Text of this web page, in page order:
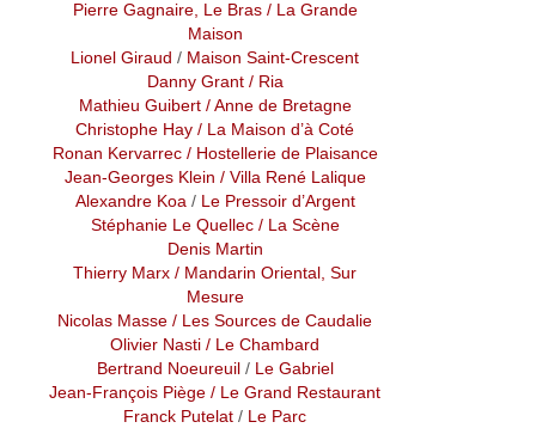
Pierre Gagnaire, Le Bras/ La Grande
Maison
Lionel Giraud / Maison Saint-Crescent
Danny Grant/ Ria
Mathieu Guibert/ Anne de Bretagne
Christophe Hay / La Maison d’à Coté
Ronan Kervarrec/ Hostellerie de Plaisance
Jean-Georges Klein / Villa René Lalique
Alexandre Koa / Le Pressoir d’Argent
Stéphanie Le Quellec/ La Scène
Denis Martin
Thierry Marx / Mandarin Oriental, Sur
Mesure
Nicolas Masse / Les Sources de Caudalie
Olivier Nasti / Le Chambard
Bertrand Noeureuil/ Le Gabriel
Jean-François Piège / Le Grand Restaurant
Franck Putelat / Le Parc